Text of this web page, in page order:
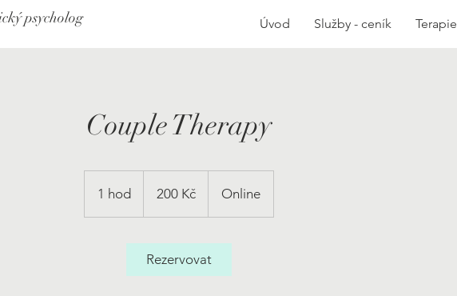
psycholog Úvod Služby - ceník Terapie
Couple Therapy
1 hod
h
korun200 Kč Online
Rezervovat